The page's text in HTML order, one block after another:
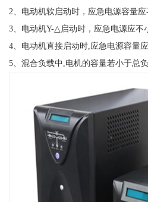
2、电动机软启动时，应急电源容量应
3、电动机Y-△启动时，应急电源应不
4、电动机直接启动时,应急电源容量
5、混合负载中,电机的容量若小于总负